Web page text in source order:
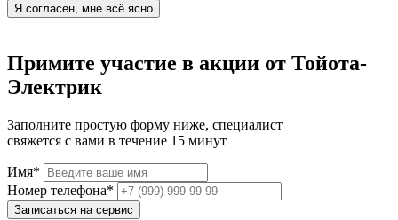
Я согласен, мне всё ясно
Примите участие в акции от Тойота-
Электрик
Заполните простую форму ниже, специалист
свяжется с вами в течение 15 минут
Имя*
Номер телефона*
Записаться на сервис